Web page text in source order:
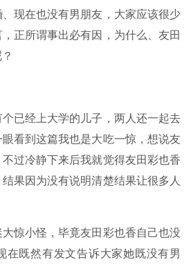
现在也没有男朋友，大家应该很少
正所谓事出必有因，为什么、友田
已经上大学的儿子，两人还一起去
看到这篇我也是大吃一惊，想说友
过冷静下来后我就觉得友田彩也香
果因为没有说明清楚结果让很多人
惊小怪，毕竟友田彩也香自己也没
在既然有发文告诉大家她既没有男